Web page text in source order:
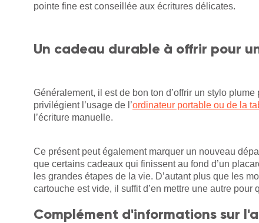
pointe fine est conseillée aux écritures délicates.
Un cadeau durable à offrir pour
Généralement, il est de bon ton d’offrir un stylo
privilégient l’usage de l’ordinateur portable ou de la
l’écriture manuelle.
Ce présent peut également marquer un nouveau
que certains cadeaux qui finissent au fond d’un
les grandes étapes de la vie. D’autant plus que les
cartouche est vide, il suffit d’en mettre une autre pour
Complément d'informations sur